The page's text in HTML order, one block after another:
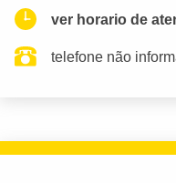
ver horario de
telefone não